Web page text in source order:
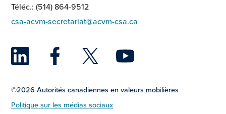
Téléc.: (514) 864-9512
csa-acvm-secretariat@acvm-csa.ca
LinkedIn
Facebook
Twitter
©2026 Autorités canadiennes en valeurs mobilières
Politique sur les médias sociaux